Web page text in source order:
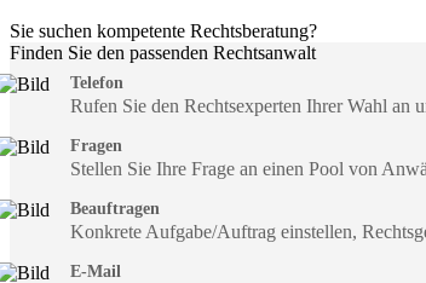
Sie suchen kompetente Rechtsberatung?
Finden Sie den passenden Rechtsanwalt
Telefon
Rufen Sie den Rechtsexperten Ihrer Wahl an
Fragen
Stellen Sie Ihre Frage an einen Pool von
Beauftragen
Konkrete Aufgabe/Auftrag einstellen,
E-Mail